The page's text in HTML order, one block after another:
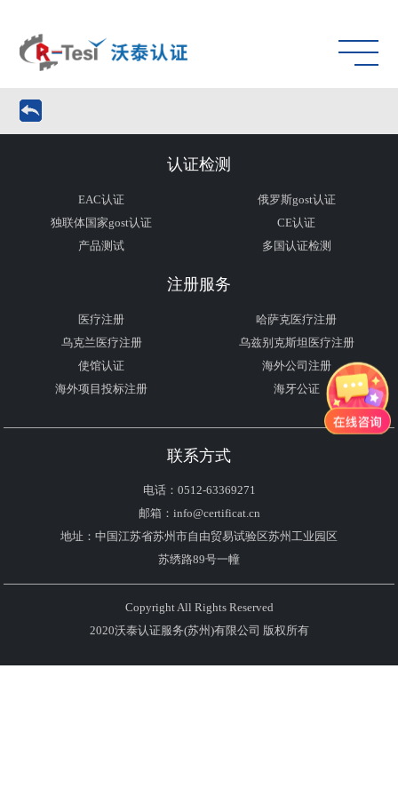
认证检测
EAC认证
俄罗斯gost认证
独联体国家gost认证
CE认证
产品测试
多国认证检测
注册服务
医疗注册
哈萨克医疗注册
乌克兰医疗注册
乌兹别克斯坦医疗注册
使馆认证
海外公司注册
海外项目投标注册
海牙公证
联系方式
电话：0512-63369271
邮箱：info@certificat.cn
地址：中国江苏省苏州市自由贸易试验区苏州工业园区
苏绣路89号一幢
Copyright All Rights Reserved
2020沃泰认证服务(苏州)有限公司 版权所有